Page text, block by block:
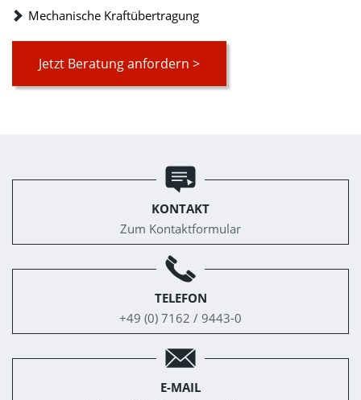
Mechanische Kraftübertragung
Jetzt Beratung anfordern >
KONTAKT
Zum Kontaktformular
TELEFON
+49 (0) 7162 / 9443-0
E-MAIL